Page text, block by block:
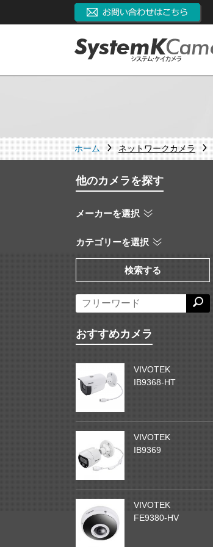
ホーム ネットワークカメラ
他のカメラを探す
メーカーを選択
カテゴリーを選択
検索する
おすすめカメラ
VIVOTEK
IB9368-HT
VIVOTEK
IB9369
VIVOTEK
FE9380-HV